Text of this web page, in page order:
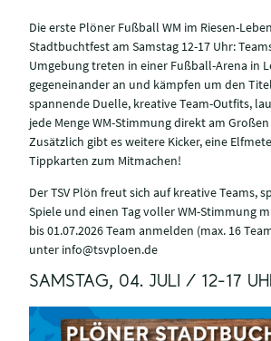
Die erste Plöner Fußball WM im Riesen-
Stadtbuchtfest am Samstag 12-17 Uhr:
Umgebung treten in einer Fußball-Arena in
gegeneinander an und kämpfen um den
spannende Duelle, kreative Team-Outfits,
jede Menge WM-Stimmung direkt am
Zusätzlich gibt es weitere Kicker, eine
Tippkarten zum Mitmachen!
Der TSV Plön freut sich auf kreative Teams,
Spiele und einen Tag voller WM-Stimmung
bis 01.07.2026 Team anmelden (max. 16
unter info@tsvploen.de
SAMSTAG, 04. JULI / 12-17